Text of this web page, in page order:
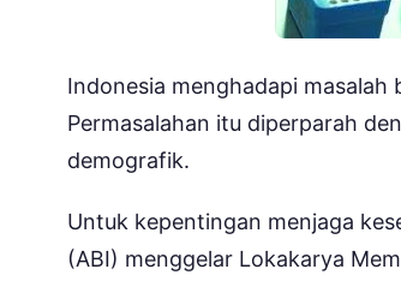
Indonesia menghadapi
Permasalahan itu diperparah
demografik.
Untuk kepentingan menjaga
(ABI) menggelar Lokakarya